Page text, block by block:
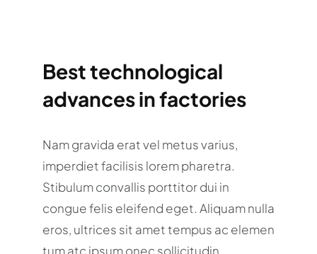
Best technological
advances in factories
Nam gravida erat vel metus varius,
imperdiet facilisis lorem pharetra.
Stibulum convallis porttitor dui in
congue felis eleifend eget. Aliquam nulla
eros, ultrices sit amet tempus ac elemen
tum atc ipsum onec sollicitudin